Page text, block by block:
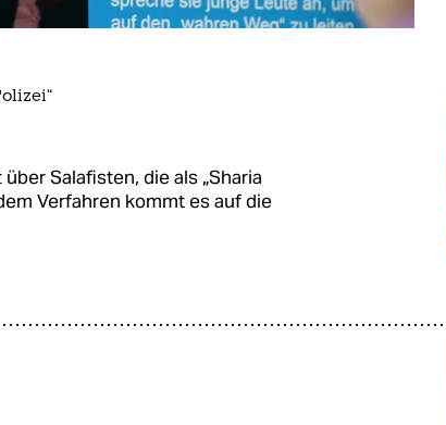
Salafisten, die als „Sharia
Verfahren kommt es auf die